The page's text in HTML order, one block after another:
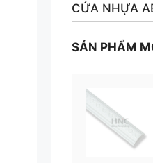
CỬA NHỰA
SẢN PHẨM